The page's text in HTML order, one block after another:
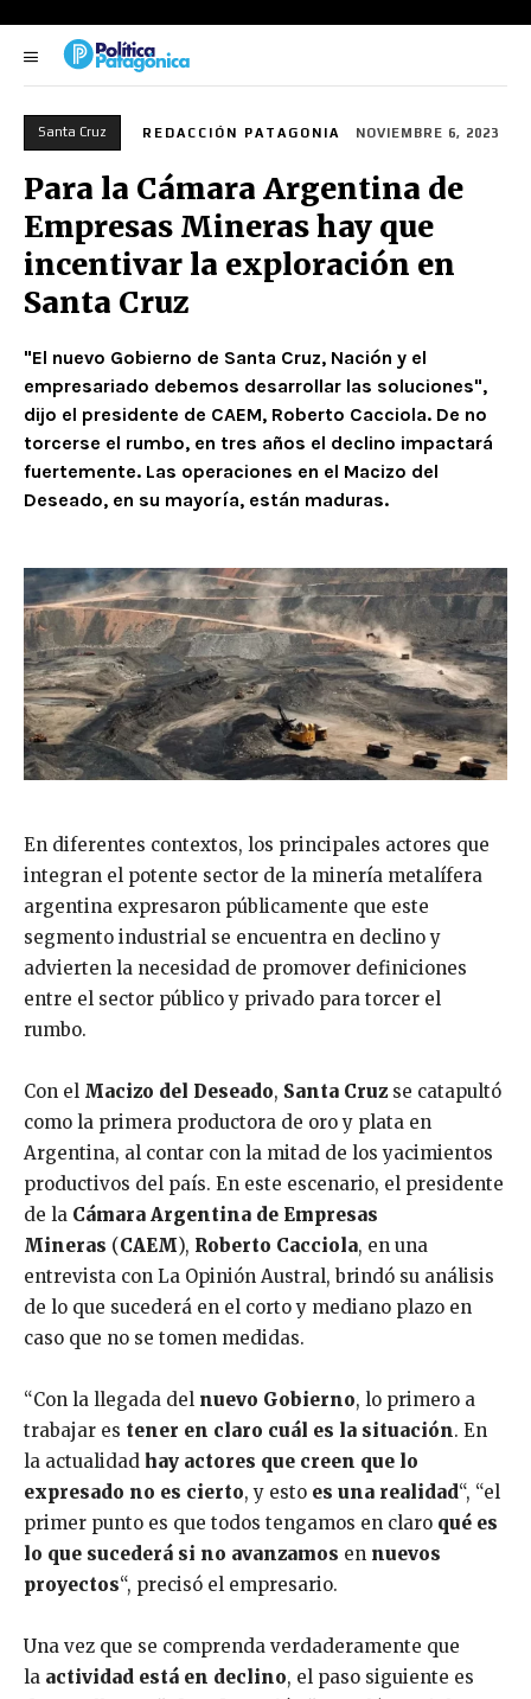
Santa Cruz REDACCIÓN PATAGONIA NOVIEMBRE 6, 2023
Para la Cámara Argentina de
Empresas Mineras hay que
incentivar la exploración en
Santa Cruz
"El nuevo Gobierno de Santa Cruz, Nación y el
empresariado debemos desarrollar las soluciones",
dijo el presidente de CAEM, Roberto Cacciola. De no
torcerse el rumbo, en tres años el declino impactará
fuertemente. Las operaciones en el Macizo del
Deseado, en su mayoría, están maduras.
En diferentes contextos, los principales actores que
integran el potente sector de la minería metalífera
argentina expresaron públicamente que este
segmento industrial se encuentra en declino y
advierten la necesidad de promover definiciones
entre el sector público y privado para torcer el
rumbo.
Con el Macizo del Deseado, Santa Cruzse catapultó
como la primera productora de oro y plata en
Argentina, al contar con la mitad de los yacimientos
productivos del país. En este escenario, el presidente
de la Cámara Argentina de Empresas
Mineras (CAEM), Roberto Cacciola, en una
entrevista con La Opinión Austral, brindó su análisis
de lo que sucederá en el corto y mediano plazo en
caso que no se tomen medidas.
“Con la llegada del nuevo Gobierno, lo primero a
trabajar es tener en claro cuál es la situación. En
la actualidad hay actores que creen que lo
expresado no es cierto, y esto es una realidad“, “el
primer punto es que todos tengamos en claro qué es
lo que sucederá si no avanzamos en nuevos
proyectos“, precisó el empresario.
Una vez que se comprenda verdaderamente que
la actividad está en declino, el paso siguiente es